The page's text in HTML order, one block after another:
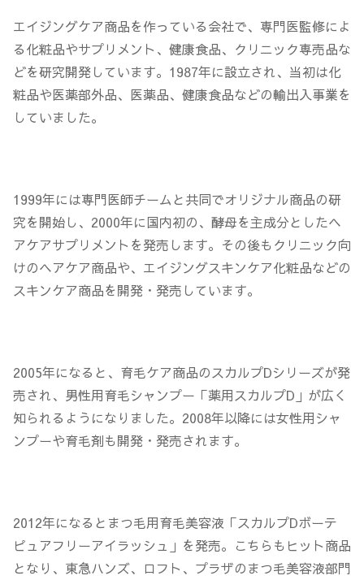
エイジングケア商品を作っている会社で、専門医監修によ
る化粧品やサプリメント、健康食品、クリニック専売品な
どを研究開発しています。1987年に設立され、当初は化
粧品や医薬部外品、医薬品、健康食品などの輸出入事業を
していました。
1999年には専門医師チームと共同でオリジナル商品の研
究を開始し、2000年に国内初の、酵母を主成分としたヘ
アケアサプリメントを発売します。その後もクリニック向
けのヘアケア商品や、エイジングスキンケア化粧品などの
スキンケア商品を開発・発売しています。
2005年になると、育毛ケア商品のスカルプDシリーズが発
売され、男性用育毛シャンプー「薬用スカルプD」が広く
知られるようになりました。2008年以降には女性用シャ
ンプーや育毛剤も開発・発売されます。
2012年になるとまつ毛用育毛美容液「スカルプDボーテ
ピュアフリーアイラッシュ」を発売。こちらもヒット商品
となり、東急ハンズ、ロフト、プラザのまつ毛美容液部門